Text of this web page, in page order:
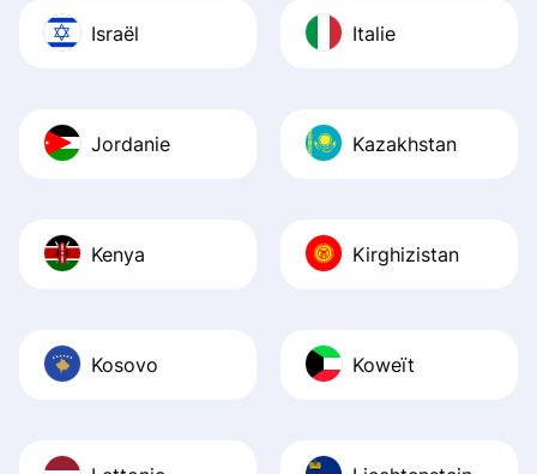
Israël Italie
Jordanie Kazakhstan
Kenya Kirghizistan
Kosovo Koweït